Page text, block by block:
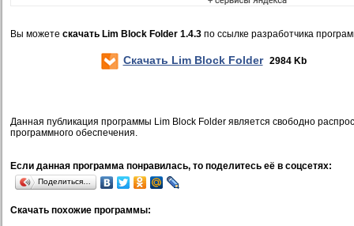
Вы можете скачать Lim Block Folder 1.4.3 по ссылке разработчика
Скачать Lim Block Folder 2984 Kb
Данная публикация программы Lim Block Folder является свободно
программного обеспечения.
Если данная программа понравилась, то поделитесь её в соцсетях:
Поделиться…
Скачать похожие программы: